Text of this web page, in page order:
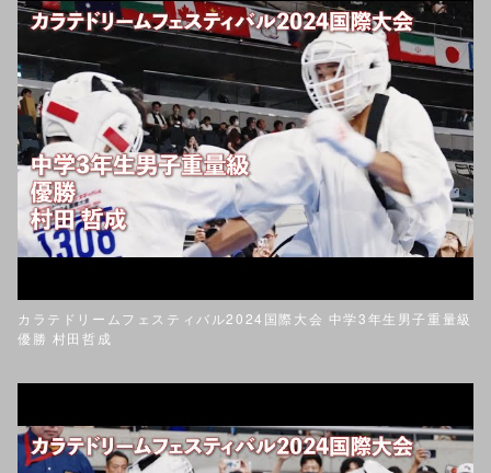
カラテドリームフェスティバル2024国際大会 中学3年生男子重量級
優勝 村田哲成